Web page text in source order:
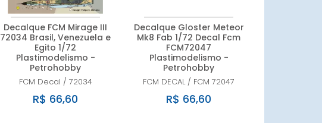
Decalque FCM Mirage III
72034 Brasil, Venezuela e
Egito 1/72
Plastimodelismo -
Petrohobby
FCM Decal / 72034
R$ 66,60
Decalque Gloster Meteor
Mk8 Fab 1/72 Decal Fcm
FCM72047
Plastimodelismo -
Petrohobby
FCM DECAL / FCM 72047
R$ 66,60